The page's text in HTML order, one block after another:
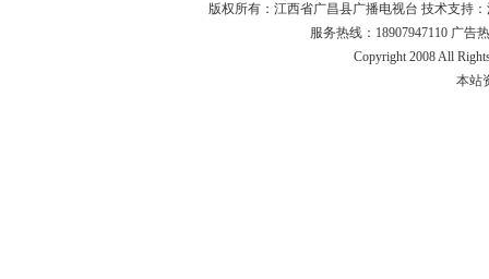
版权所有：江西省广昌县广播电视台 技术支持
服务热线：18907947110 广告
Copyright 2008 All Rights
本站